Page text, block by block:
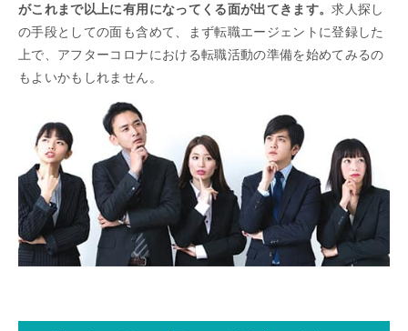
がこれまで以上に有用になってくる面が出てきます。求人探し
の手段としての面も含めて、まず転職エージェントに登録した
上で、アフターコロナにおける転職活動の準備を始めてみるの
もよいかもしれません。